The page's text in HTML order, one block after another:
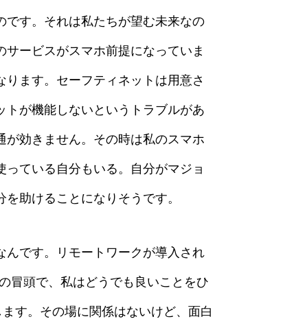
です。それは私たちが望む未来なの
ービスがスマホ前提になっていま
ます。セーフティネットは用意さ
が機能しないというトラブルがあ
が効きません。その時は私のスマホ
ている自分もいる。自分がマジョ
助けることになりそうです。
です。リモートワークが導入され
冒頭で、私はどうでも良いことをひ
す。その場に関係はないけど、面白